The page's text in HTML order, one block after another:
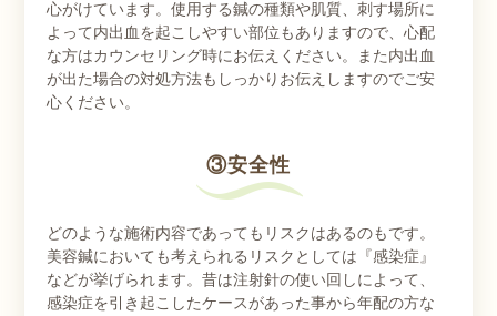
心がけています。使用する鍼の種類や肌質、刺す場所に
よって内出血を起こしやすい部位もありますので、心配
な方はカウンセリング時にお伝えください。また内出血
が出た場合の対処方法もしっかりお伝えしますのでご安
心ください。
③安全性
どのような施術内容であってもリスクはあるのもです。
美容鍼においても考えられるリスクとしては『感染症』
などが挙げられます。昔は注射針の使い回しによって、
感染症を引き起こしたケースがあった事から年配の方な